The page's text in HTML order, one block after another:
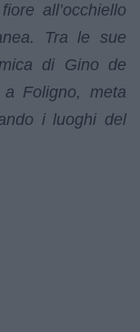
all’occhiello
Tra le sue
di Gino de
Foligno, meta
i luoghi del